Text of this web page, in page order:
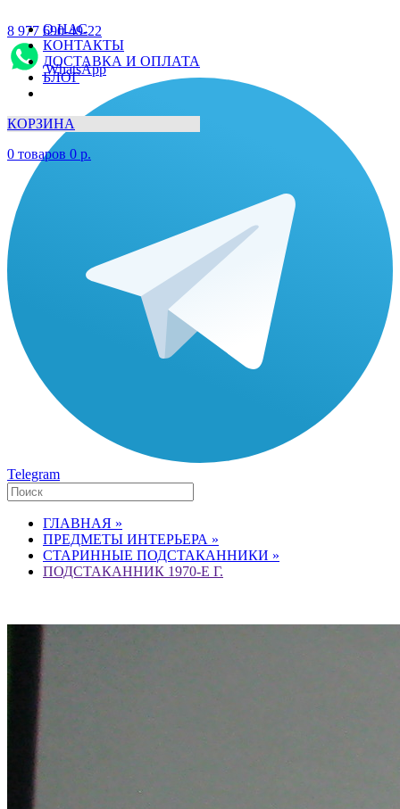
О НАС
КОНТАКТЫ
ДОСТАВКА И ОПЛАТА
БЛОГ
КОРЗИНА
0 товаров 0 р.
8 977 690-49-22
WhatsApp
Telegram
ГЛАВНАЯ »
ПРЕДМЕТЫ ИНТЕРЬЕРА »
СТАРИННЫЕ ПОДСТАКАННИКИ »
ПОДСТАКАННИК 1970-Е Г.